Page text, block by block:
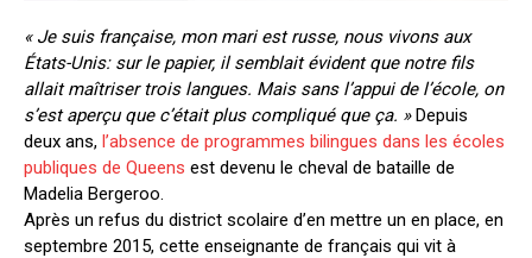
« Je suis française, mon mari est russe, nous vivons aux
États-Unis: sur le papier, il semblait évident que notre fils
allait maîtriser trois langues. Mais sans l’appui de l’école, on
s’est aperçu que c’était plus compliqué que ça. »Depuis
deux ans, l’absence de programmes bilingues dans les écoles
publiques de Queens est devenu le cheval de bataille de
Madelia Bergeroo.
Après un refus du district scolaire d’en mettre un en place, en
septembre 2015, cette enseignante de français qui vit à